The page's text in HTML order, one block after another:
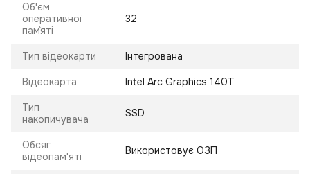
Об'єм
оперативної
пам`яті
32
Тип відеокарти Інтегрована
Відеокарта Intel Arc Graphics 140T
Тип
накопичувача
SSD
Обсяг
відеопам'яті
Використовує ОЗП